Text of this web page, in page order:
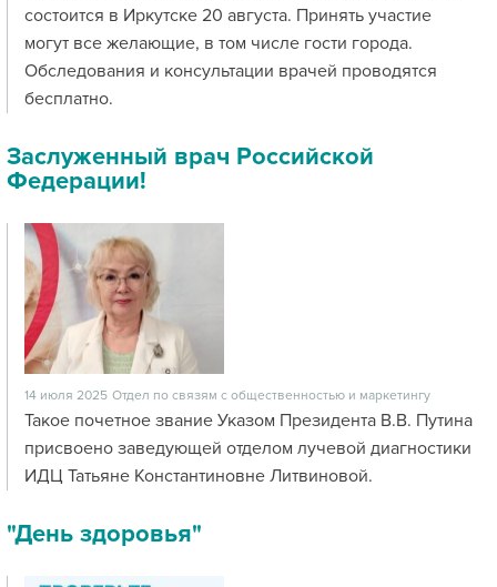
состоится в Иркутске 20 августа. Принять участие
могут все желающие, в том числе гости города.
Обследования и консультации врачей проводятся
бесплатно.
Заслуженный врач Российской
Федерации!
14 июля 2025 Отдел по связям с общественностью и маркетингу
Такое почетное звание Указом Президента В.В. Путина
присвоено заведующей отделом лучевой диагностики
ИДЦ Татьяне Константиновне Литвиновой.
"День здоровья"